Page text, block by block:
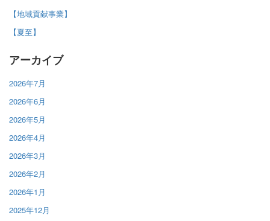
【地域貢献事業】
【夏至】
アーカイブ
2026年7月
2026年6月
2026年5月
2026年4月
2026年3月
2026年2月
2026年1月
2025年12月